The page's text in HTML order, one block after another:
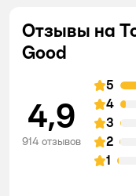
Отзывы на
Good
4,9
914 отзывов
5
4
3
2
1